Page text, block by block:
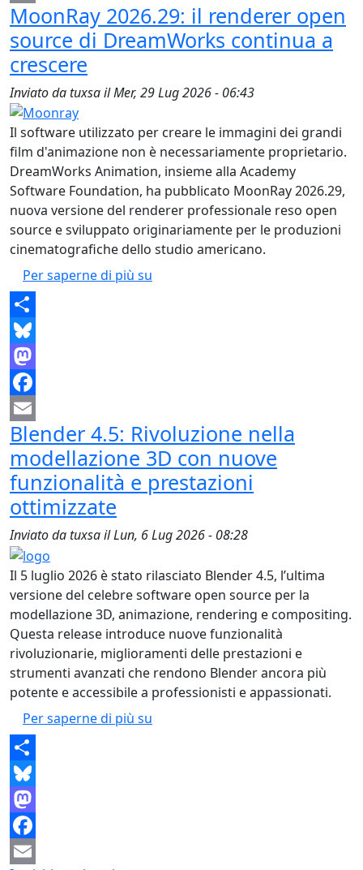
Email
MoonRay 2026.29: il renderer open
source di DreamWorks continua a
crescere
Inviato datuxsailMer, 29 Lug 2026 - 06:43
Il software utilizzato per creare le immagini dei grandi
film d'animazione non è necessariamente proprietario.
DreamWorks Animation, insieme alla Academy
Software Foundation, ha pubblicato MoonRay 2026.29,
nuova versione del renderer professionale reso open
source e sviluppato originariamente per le produzioni
cinematografiche dello studio americano.
Per saperne di più su
Share
Bluesky
Mastodon
Facebook
Email
Blender 4.5: Rivoluzione nella
modellazione 3D con nuove
funzionalità e prestazioni
ottimizzate
Inviato datuxsailLun, 6 Lug 2026 - 08:28
Il 5 luglio 2026 è stato rilasciato Blender 4.5, l’ultima
versione del celebre software open source per la
modellazione 3D, animazione, rendering e compositing.
Questa release introduce nuove funzionalità
rivoluzionarie, miglioramenti delle prestazioni e
strumenti avanzati che rendono Blender ancora più
potente e accessibile a professionisti e appassionati.
Per saperne di più su
Share
Bluesky
Mastodon
Facebook